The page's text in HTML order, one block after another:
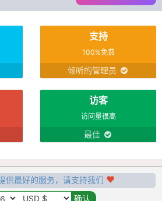
支持
100%免费
倾听的管理员
访客
访问量很高
最佳
供最好的服务，请支持我们